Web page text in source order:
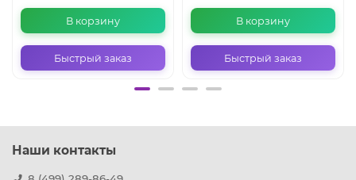
В корзину
Быстрый заказ
В корзину
Быстрый заказ
Наши контакты